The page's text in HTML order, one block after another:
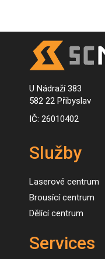
U Nádraží 383
582 22 Přibyslav
IČ: 26010402
Služby
Laserové centrum
Brousící centrum
Dělící centrum
Services